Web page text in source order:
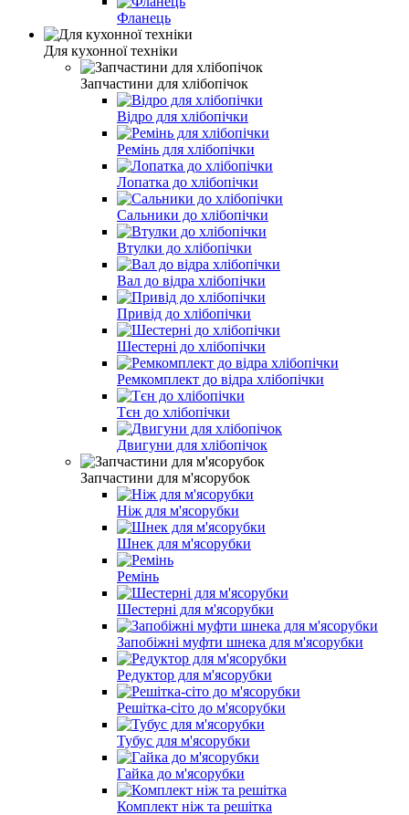
Фланець
Для кухонної техніки
Запчастини для хлібопічок
Відро для хлібопічки
Ремінь для хлібопічки
Лопатка до хлібопічки
Сальники до хлібопічки
Втулки до хлібопічки
Вал до відра хлібопічки
Привід до хлібопічки
Шестерні до хлібопічки
Ремкомплект до відра хлібопічки
Тєн до хлібопічки
Двигуни для хлібопічок
Запчастини для м'ясорубок
Ніж для м'ясорубки
Шнек для м'ясорубки
Ремінь
Шестерні для м'ясорубки
Запобіжні муфти шнека для м'ясорубки
Редуктор для м'ясорубки
Решітка-сіто до м'ясорубки
Тубус для м'ясорубки
Гайка до м'ясорубки
Комплект ніж та решітка